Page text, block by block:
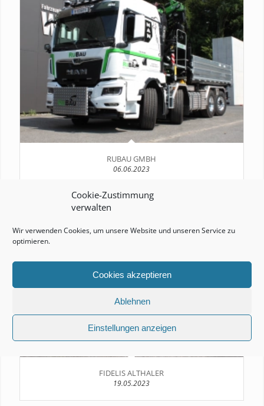
Cookie-Zustimmung
verwalten
Wir verwenden Cookies, um unsere Website und unseren Service zu
optimieren.
Cookies akzeptieren
Ablehnen
Einstellungen anzeigen
RUBAU GMBH
06.06.2023
FIDELIS ALTHALER
19.05.2023